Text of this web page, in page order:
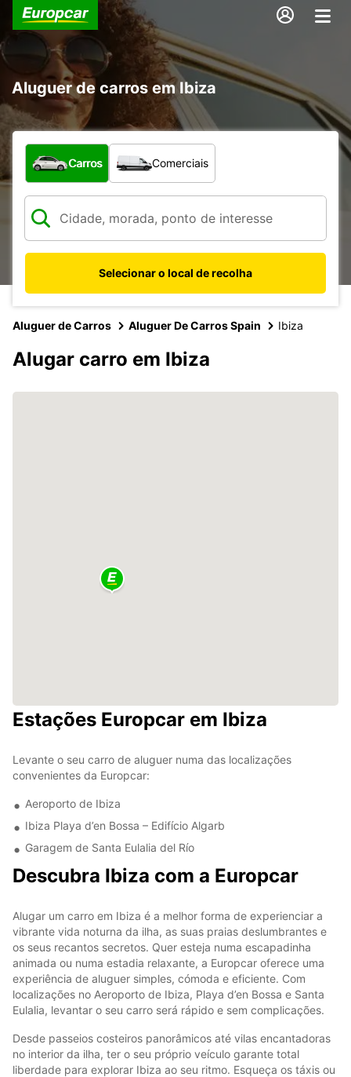
Aluguer de carros em Ibiza
Que tipo de veículo pretende?
Carros Comerciais
Selecionar o local de recolha
Aluguer de Carros Aluguer De Carros Spain Ibiza
Alugar carro em Ibiza
Estações Europcar em Ibiza
Levante o seu carro de aluguer numa das localizações
convenientes da Europcar:
Aeroporto de Ibiza
Ibiza Playa d’en Bossa – Edifício Algarb
Garagem de Santa Eulalia del Río
Descubra Ibiza com a Europcar
Alugar um carro em Ibiza é a melhor forma de experienciar a
vibrante vida noturna da ilha, as suas praias deslumbrantes e
os seus recantos secretos. Quer esteja numa escapadinha
animada ou numa estadia relaxante, a Europcar oferece uma
experiência de aluguer simples, cómoda e eficiente. Com
localizações no Aeroporto de Ibiza, Playa d’en Bossa e Santa
Eulalia, levantar o seu carro será rápido e sem complicações.
Desde passeios costeiros panorâmicos até vilas encantadoras
no interior da ilha, ter o seu próprio veículo garante total
liberdade para explorar Ibiza ao seu ritmo. Esqueça os táxis ou